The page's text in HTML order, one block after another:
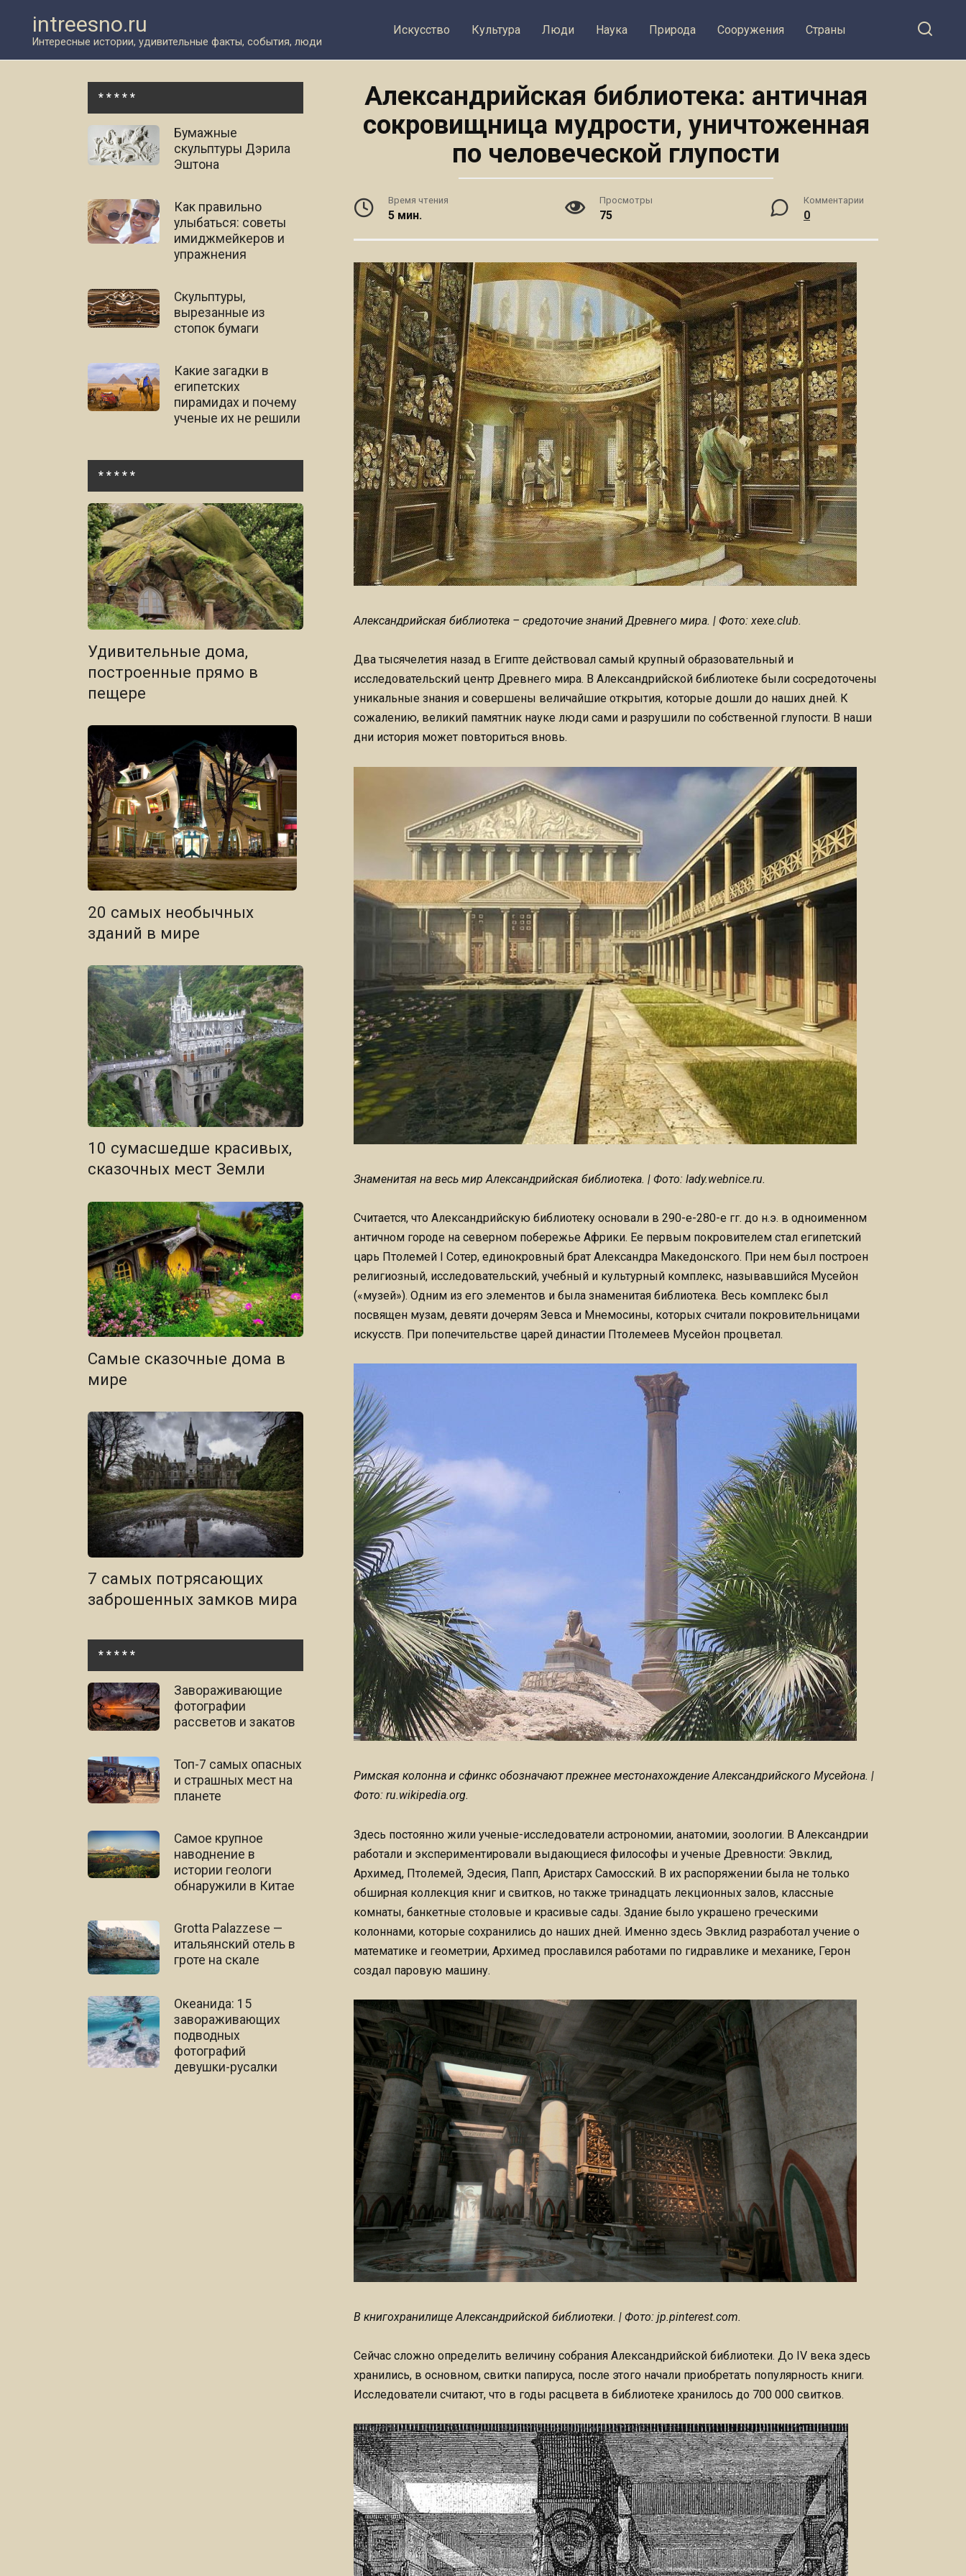
контенту
intreesno.ru
Интересные истории, удивительные факты, события, люди
Искусство Культура Люди Наука Природа Сооружения Страны
Александрийская библиотека: античная
сокровищница мудрости, уничтоженная
по человеческой глупости
Время чтения
5 мин.
Просмотры
75
Комментарии
0
Александрийская библиотека – средоточие знаний Древнего мира. | Фото: xexe.club.
Два тысячелетия назад в Египте действовал самый крупный образовательный и
исследовательский центр Древнего мира. В Александрийской библиотеке были сосредоточены
уникальные знания и совершены величайшие открытия, которые дошли до наших дней. К
сожалению, великий памятник науке люди сами и разрушили по собственной глупости. В наши
дни история может повториться вновь.
Знаменитая на весь мир Александрийская библиотека. | Фото: lady.webnice.ru.
Считается, что Александрийскую библиотеку основали в 290-е-280-е гг. до н.э. в одноименном
античном городе на северном побережье Африки. Ее первым покровителем стал египетский
царь Птолемей I Сотер, единокровный брат Александра Македонского. При нем был построен
религиозный, исследовательский, учебный и культурный комплекс, называвшийся Мусейон
(«музей»). Одним из его элементов и была знаменитая библиотека. Весь комплекс был
посвящен музам, девяти дочерям Зевса и Мнемосины, которых считали покровительницами
искусств. При попечительстве царей династии Птолемеев Мусейон процветал.
Римская колонна и сфинкс обозначают прежнее местонахождение Александрийского Мусейона. |
Фото: ru.wikipedia.org.
Здесь постоянно жили ученые-исследователи астрономии, анатомии, зоологии. В Александрии
работали и экспериментировали выдающиеся философы и ученые Древности: Эвклид,
Архимед, Птолемей, Эдесия, Папп, Аристарх Самосский. В их распоряжении была не только
обширная коллекция книг и свитков, но также тринадцать лекционных залов, классные
комнаты, банкетные столовые и красивые сады. Здание было украшено греческими
колоннами, которые сохранились до наших дней. Именно здесь Эвклид разработал учение о
математике и геометрии, Архимед прославился работами по гидравлике и механике, Герон
создал паровую машину.
В книгохранилище Александрийской библиотеки. | Фото: jp.pinterest.com.
Сейчас сложно определить величину собрания Александрийской библиотеки. До IV века здесь
хранились, в основном, свитки папируса, после этого начали приобретать популярность книги.
Исследователи считают, что в годы расцвета в библиотеке хранилось до 700 000 свитков.
* * * * *
Бумажные
скульптуры Дэрила
Эштона
Как правильно
улыбаться: советы
имиджмейкеров и
упражнения
Скульптуры,
вырезанные из
стопок бумаги
Какие загадки в
египетских
пирамидах и почему
ученые их не решили
* * * * *
Удивительные дома,
построенные прямо в
пещере
20 самых необычных
зданий в мире
10 сумасшедше красивых,
сказочных мест Земли
Самые сказочные дома в
мире
7 самых потрясающих
заброшенных замков мира
* * * * *
Завораживающие
фотографии
рассветов и закатов
Топ-7 самых опасных
и страшных мест на
планете
Самое крупное
наводнение в
истории геологи
обнаружили в Китае
Grotta Palazzese —
итальянский отель в
гроте на скале
Океанида: 15
завораживающих
подводных
фотографий
девушки-русалки